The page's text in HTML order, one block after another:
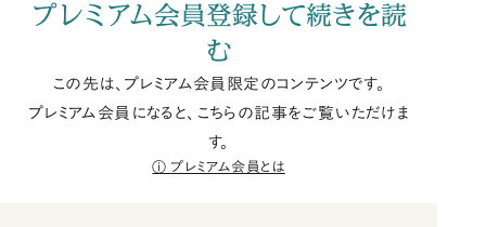
プレミアム会員登録して続きを読
む
この先は、プレミアム会員限定のコンテンツです。
プレミアム会員になると、こちらの記事をご覧いただけま
す。
プレミアム会員とは